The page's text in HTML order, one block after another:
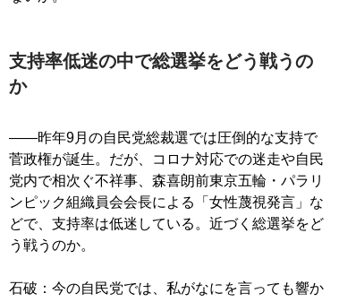
支持率低迷の中で総選挙をどう戦うの
か
――昨年9月の自民党総裁選では圧倒的な支持で
菅政権が誕生。だが、コロナ対応での迷走や自民
党内で相次ぐ不祥事、森喜朗前東京五輪・パラリ
ンピック組織員会会長による「女性蔑視発言」な
どで、支持率は低迷している。近づく総選挙をど
う戦うのか。
石破：今の自民党では、私がなにを言っても響か